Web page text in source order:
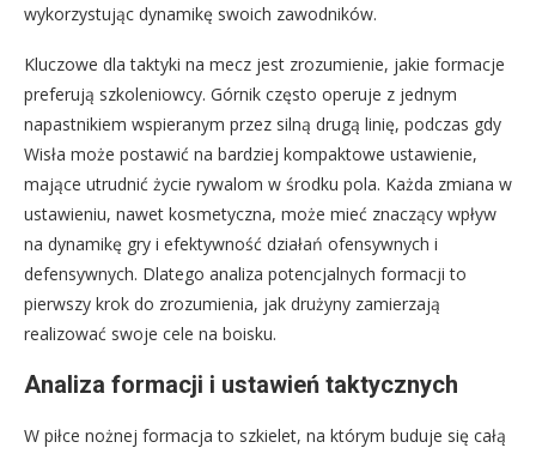
wykorzystując dynamikę swoich zawodników.
Kluczowe dla taktyki na mecz jest zrozumienie, jakie formacje
preferują szkoleniowcy. Górnik często operuje z jednym
napastnikiem wspieranym przez silną drugą linię, podczas gdy
Wisła może postawić na bardziej kompaktowe ustawienie,
mające utrudnić życie rywalom w środku pola. Każda zmiana w
ustawieniu, nawet kosmetyczna, może mieć znaczący wpływ
na dynamikę gry i efektywność działań ofensywnych i
defensywnych. Dlatego analiza potencjalnych formacji to
pierwszy krok do zrozumienia, jak drużyny zamierzają
realizować swoje cele na boisku.
Analiza formacji i ustawień taktycznych
W piłce nożnej formacja to szkielet, na którym buduje się całą